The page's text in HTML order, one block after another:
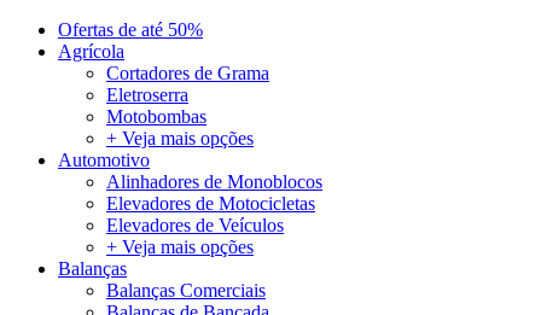
Ofertas de até 50%
Agrícola
Cortadores de Grama
Eletroserra
Motobombas
+ Veja mais opções
Automotivo
Alinhadores de Monoblocos
Elevadores de Motocicletas
Elevadores de Veículos
+ Veja mais opções
Balanças
Balanças Comerciais